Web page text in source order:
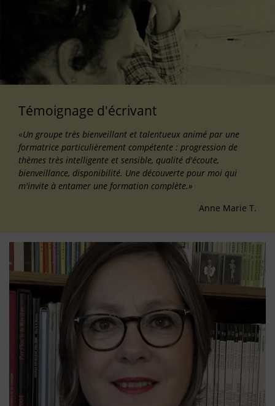
Témoignage d'écrivant
«Un groupe très bienveillant et talentueux animé par une
formatrice particulièrement compétente : progression de
thèmes très intelligente et sensible, qualité d'écoute,
bienveillance, disponibilité. Une découverte pour moi qui
m'invite à entamer une formation complète.»
Anne Marie T.